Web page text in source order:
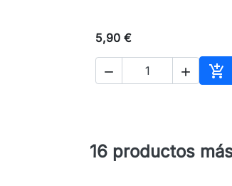
5,90 €
  
16 productos